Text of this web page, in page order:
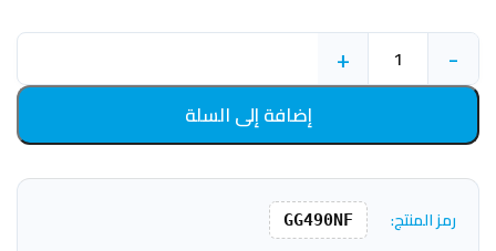
-
+
إضافة إلى السلة
رمز المنتج: GG490NF